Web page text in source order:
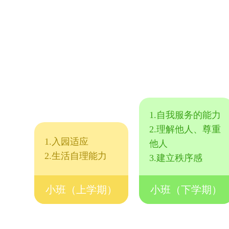
1.入园适应
2.生活自理能力
小班（上学期）
1.自我服务的能力
2.理解他人、尊重
他人
3.建立秩序感
小班（下学期）